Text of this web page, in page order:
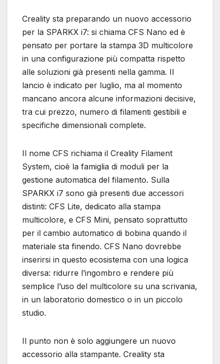
Creality sta preparando un nuovo accessorio
per la SPARKX i7: si chiama CFS Nano ed è
pensato per portare la stampa 3D multicolore
in una configurazione più compatta rispetto
alle soluzioni già presenti nella gamma. Il
lancio è indicato per luglio, ma al momento
mancano ancora alcune informazioni decisive,
tra cui prezzo, numero di filamenti gestibili e
specifiche dimensionali complete.
Il nome CFS richiama il Creality Filament
System, cioè la famiglia di moduli per la
gestione automatica del filamento. Sulla
SPARKX i7 sono già presenti due accessori
distinti: CFS Lite, dedicato alla stampa
multicolore, e CFS Mini, pensato soprattutto
per il cambio automatico di bobina quando il
materiale sta finendo. CFS Nano dovrebbe
inserirsi in questo ecosistema con una logica
diversa: ridurre l’ingombro e rendere più
semplice l’uso del multicolore su una scrivania,
in un laboratorio domestico o in un piccolo
studio.
Il punto non è solo aggiungere un nuovo
accessorio alla stampante. Creality sta